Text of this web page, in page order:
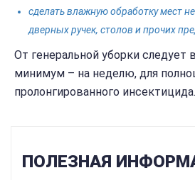
сделать влажную обработку мест
дверных ручек, столов и прочих
От генеральной уборки следует
минимум – на неделю, для
пролонгированного инсектицида.
ПОЛЕЗНАЯ